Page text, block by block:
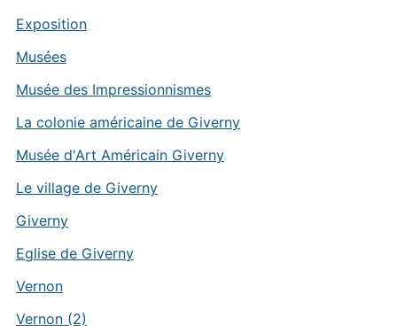
Exposition
Musées
Musée des Impressionnismes
La colonie américaine de Giverny
Musée d'Art Américain Giverny
Le village de Giverny
Giverny
Eglise de Giverny
Vernon
Vernon (2)